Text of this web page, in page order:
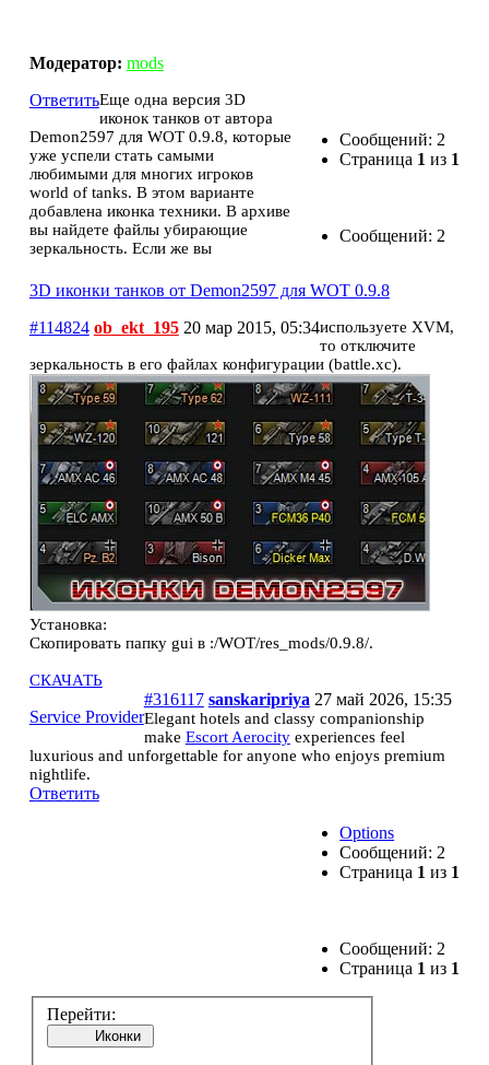
Модератор: mods
Сообщений: 2
Страница 1 из 1
Сообщений: 2
Ответить
3D иконки танков от Demon2597 для WOT 0.9.8
#114824 ob_ekt_195 20 мар 2015, 05:34
Еще одна версия 3D
иконок танков от автора
Demon2597 для WOT 0.9.8, которые
уже успели стать самыми
любимыми для многих игроков
world of tanks. В этом варианте
добавлена иконка техники. В архиве
вы найдете файлы убирающие
зеркальность. Если же вы
используете XVM,
то отключите
зеркальность в его файлах конфигурации (battle.xc).
Установка:
Скопировать папку gui в :/WOT/res_mods/0.9.8/.
СКАЧАТЬ
Service Provider
#316117 sanskaripriya 27 май 2026, 15:35
Elegant hotels and classy companionship
make Escort Aerocityexperiences feel
luxurious and unforgettable for anyone who enjoys premium
nightlife.
Ответить
Options
Сообщений: 2
Страница 1 из 1
Сообщений: 2
Страница 1 из 1
Перейти:
Иконки